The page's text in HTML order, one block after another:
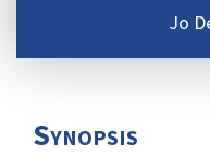
Jo
Synopsis